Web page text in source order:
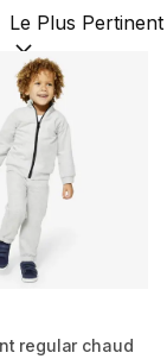
Trier par :
regular chaud